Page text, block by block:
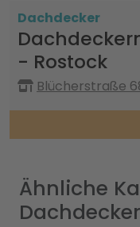
Dachdecker
- Rostock
Blücherstraße
Ähnliche
Dachdecker